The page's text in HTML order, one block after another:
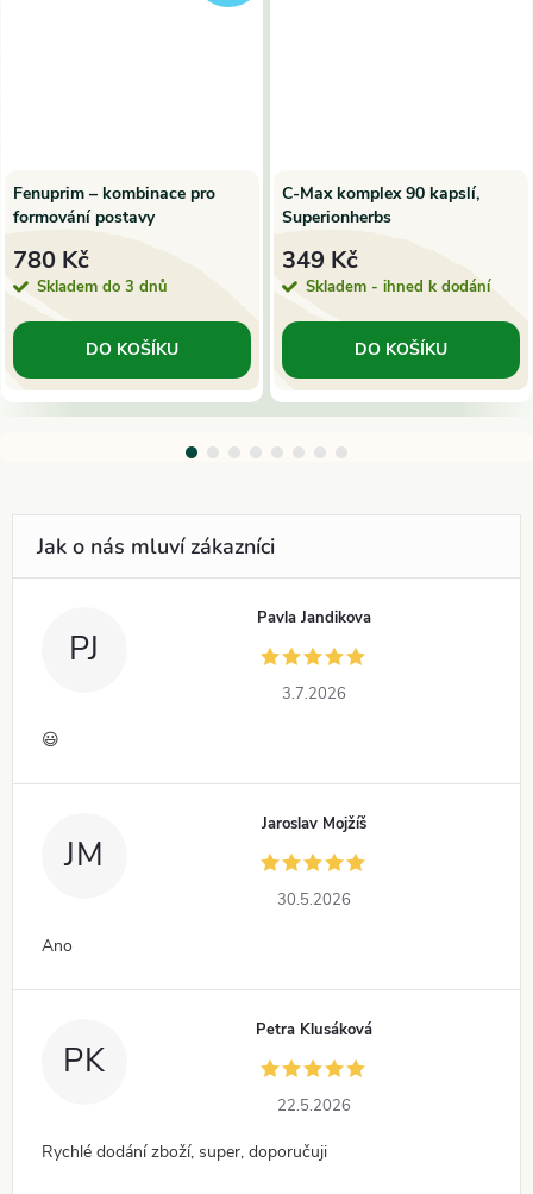
Fenuprim – kombinace pro
formování postavy
780 Kč
Skladem do 3 dnů
DO KOŠÍKU
C-Max komplex 90 kapslí,
Superionherbs
349 Kč
Skladem - ihned k dodání
DO KOŠÍKU
PJ
Pavla Jandikova
3.7.2026
😃
JM
Jaroslav Mojžíš
30.5.2026
Ano
PK
Petra Klusáková
22.5.2026
Rychlé dodání zboží, super, doporučuji